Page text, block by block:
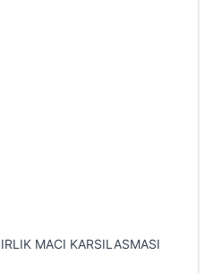
MACI KARSILASMASI